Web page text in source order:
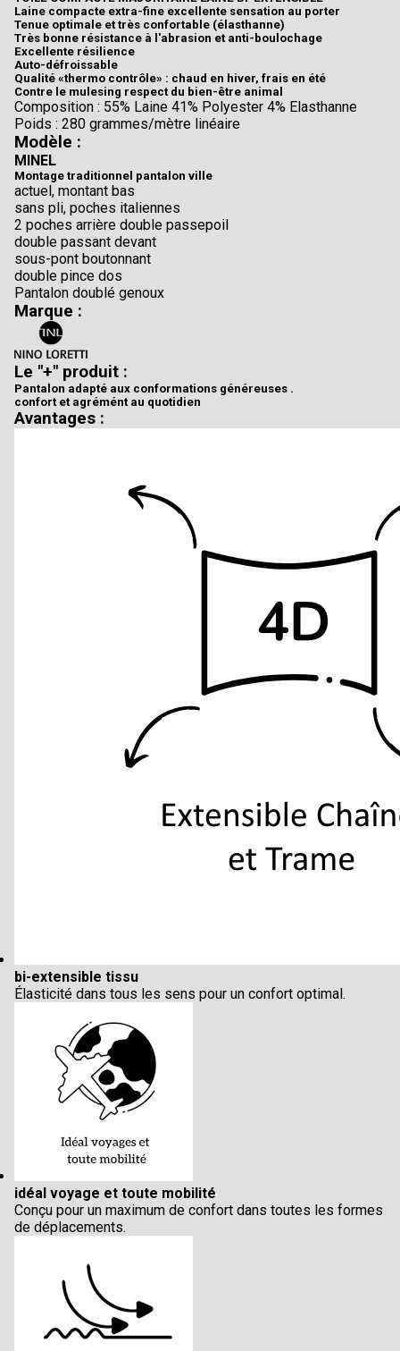
Laine compacte extra-fine excellente sensation au porter
Tenue optimale et très confortable (élasthanne)
Très bonne résistance à l'abrasion et anti-boulochage
Excellente résilience
Auto-défroissable
Qualité «thermo contrôle» : chaud en hiver, frais en été
Contre le mulesing respect du bien-être animal
Composition : 55% Laine 41% Polyester 4% Elasthanne
Poids : 280 grammes/mètre linéaire
Modèle :
MINEL
Montage traditionnel pantalon ville
actuel, montant bas
sans pli, poches italiennes
2 poches arrière double passepoil
double passant devant
sous-pont boutonnant
double pince dos
Pantalon doublé genoux
Marque :
Le "+" produit :
Pantalon adapté aux conformations généreuses .
confort et agrémént au quotidien
Avantages :
bi-extensible tissu
Élasticité dans tous les sens pour un confort optimal.
idéal voyage et toute mobilité
Conçu pour un maximum de confort dans toutes les formes
de déplacements.